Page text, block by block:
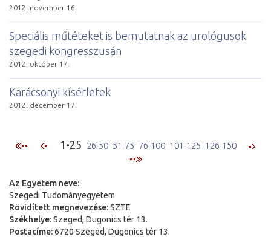
2012. november 16.
Speciális műtéteket is bemutatnak az urológusok
szegedi kongresszusán
2012. október 17.
Karácsonyi kísérletek
2012. december 17.
1-25 26-50 51-75 76-100 101-125 126-150
Az Egyetem neve:
Szegedi Tudományegyetem
Rövidített megnevezése:SZTE
Székhelye:Szeged, Dugonics tér 13.
Postacíme:6720 Szeged, Dugonics tér 13.